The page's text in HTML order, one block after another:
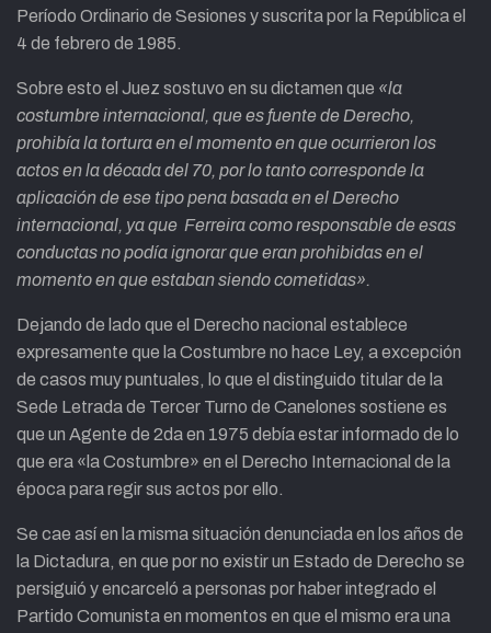
Período Ordinario de Sesiones y suscrita por la República el
4 de febrero de 1985.
Sobre esto el Juez sostuvo en su dictamen que «la
costumbre internacional, que es fuente de Derecho,
prohibía la tortura en el momento en que ocurrieron los
actos en la década del 70, por lo tanto corresponde la
aplicación de ese tipo pena basada en el Derecho
internacional, ya que Ferreira como responsable de esas
conductas no podía ignorar que eran prohibidas en el
momento en que estaban siendo cometidas».
Dejando de lado que el Derecho nacional establece
expresamente que la Costumbre no hace Ley, a excepción
de casos muy puntuales, lo que el distinguido titular de la
Sede Letrada de Tercer Turno de Canelones sostiene es
que un Agente de 2da en 1975 debía estar informado de lo
que era «la Costumbre» en el Derecho Internacional de la
época para regir sus actos por ello.
Se cae así en la misma situación denunciada en los años de
la Dictadura, en que por no existir un Estado de Derecho se
persiguió y encarceló a personas por haber integrado el
Partido Comunista en momentos en que el mismo era una